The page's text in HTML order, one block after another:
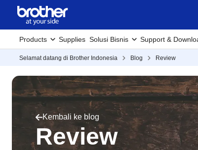
Products Supplies Solusi Bisnis Support &
Selamat datang di Brother Indonesia Blog Review
Kembali ke blog
Review